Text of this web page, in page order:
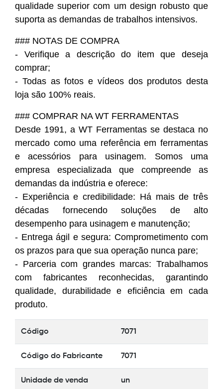
qualidade superior com um design robusto que
suporta as demandas de trabalhos intensivos.
### NOTAS DE COMPRA
- Verifique a descrição do item que deseja
comprar;
- Todas as fotos e vídeos dos produtos desta
loja são 100% reais.
### COMPRAR NA WT FERRAMENTAS
Desde 1991, a WT Ferramentas se destaca no
mercado como uma referência em ferramentas
e acessórios para usinagem. Somos uma
empresa especializada que compreende as
demandas da indústria e oferece:
- Experiência e credibilidade: Há mais de três
décadas fornecendo soluções de alto
desempenho para usinagem e manutenção;
- Entrega ágil e segura: Comprometimento com
os prazos para que sua operação nunca pare;
- Parceria com grandes marcas: Trabalhamos
com fabricantes reconhecidas, garantindo
qualidade, durabilidade e eficiência em cada
produto.
Código 7071
Código do Fabricante 7071
Unidade de venda un